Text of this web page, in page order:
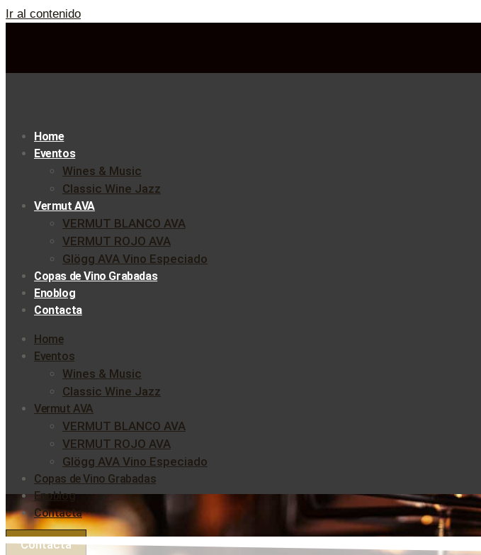
Ir al contenido
Home
Eventos
Wines & Music
Classic Wine Jazz
Vermut AVA
VERMUT BLANCO AVA
VERMUT ROJO AVA
Glögg AVA Vino Especiado
Copas de Vino Grabadas
Enoblog
Contacta
Home
Eventos
Wines & Music
Classic Wine Jazz
Vermut AVA
VERMUT BLANCO AVA
VERMUT ROJO AVA
Glögg AVA Vino Especiado
Copas de Vino Grabadas
Enoblog
Contacta
Contacta